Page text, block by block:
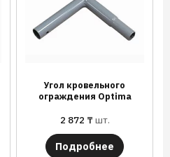
Угол кровельного
ограждения Optima
2 872 ₸шт.
Подробнее